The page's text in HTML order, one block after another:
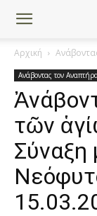
Αρχική
Ανάβοντας τον
τῶν
Σύναξη